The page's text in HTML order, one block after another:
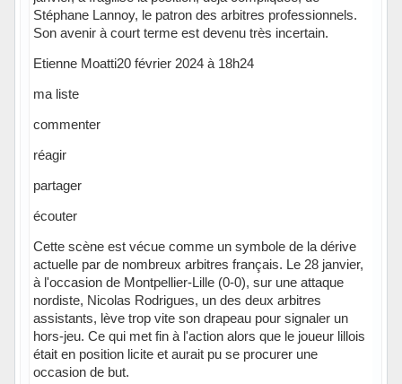
Stéphane Lannoy, le patron des arbitres professionnels.
Son avenir à court terme est devenu très incertain.
Etienne Moatti20 février 2024 à 18h24
ma liste
commenter
réagir
partager
écouter
Cette scène est vécue comme un symbole de la dérive
actuelle par de nombreux arbitres français. Le 28 janvier,
à l'occasion de Montpellier-Lille (0-0), sur une attaque
nordiste, Nicolas Rodrigues, un des deux arbitres
assistants, lève trop vite son drapeau pour signaler un
hors-jeu. Ce qui met fin à l'action alors que le joueur lillois
était en position licite et aurait pu se procurer une
occasion de but.